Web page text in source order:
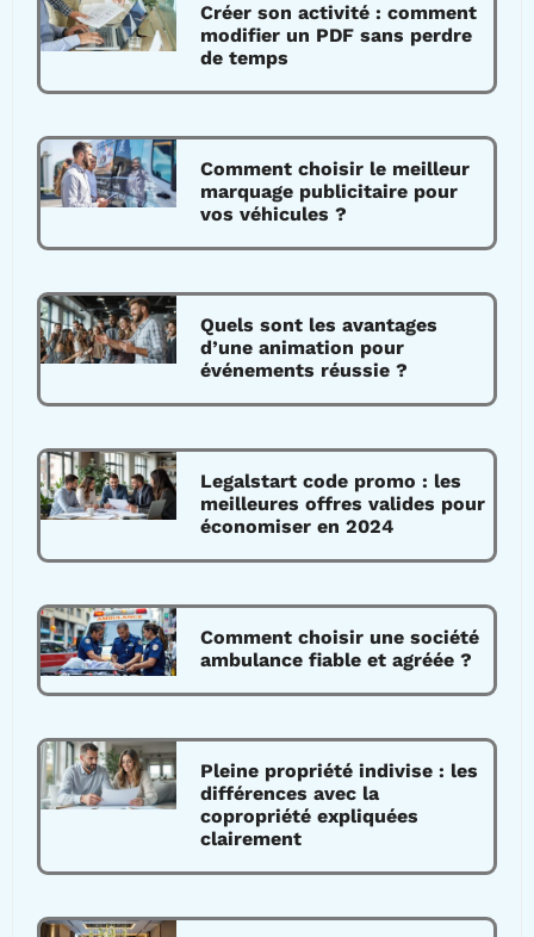
Créer son activité : comment
modifier un PDF sans perdre
de temps
Comment choisir le meilleur
marquage publicitaire pour
vos véhicules ?
Quels sont les avantages
d’une animation pour
événements réussie ?
Legalstart code promo : les
meilleures offres valides pour
économiser en 2024
Comment choisir une société
ambulance fiable et agréée ?
Pleine propriété indivise : les
différences avec la
copropriété expliquées
clairement